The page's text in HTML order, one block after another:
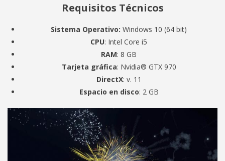
Requisitos Técnicos
Sistema Operativo: Windows 10 (64 bit)
CPU: Intel Core i5
RAM: 8 GB
Tarjeta gráfica: Nvidia® GTX 970
DirectX: v. 11
Espacio en disco: 2 GB